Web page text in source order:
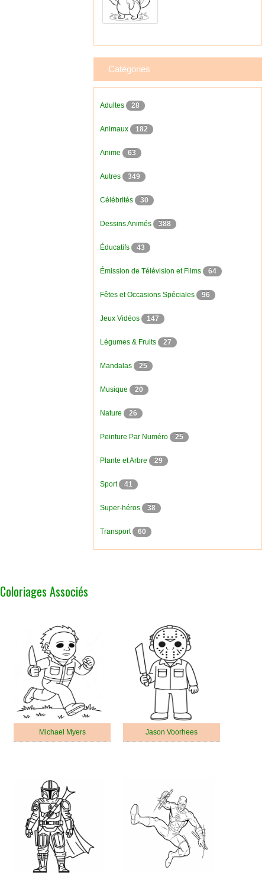
Catégories
Adultes 28
Animaux 182
Anime 63
Autres 349
Célébrités 30
Dessins Animés 388
Éducatifs 43
Émission de Télévision et Films 64
Fêtes et Occasions Spéciales 96
Jeux Vidéos 147
Légumes & Fruits 27
Mandalas 25
Musique 20
Nature 26
Peinture Par Numéro 25
Plante et Arbre 29
Sport 41
Super-héros 38
Transport 60
Coloriages Associés
Michael Myers Jason Voorhees